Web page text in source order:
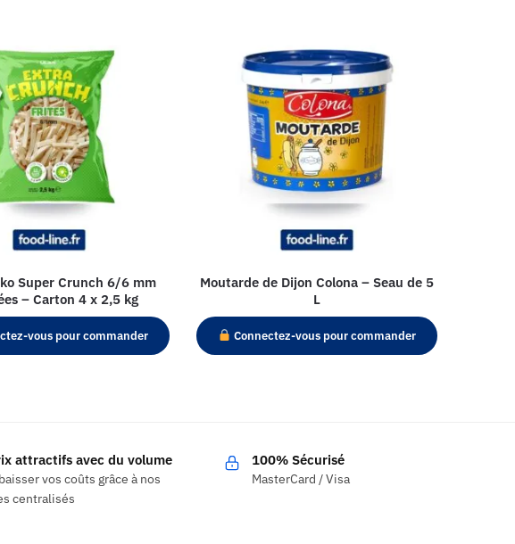
Super Crunch 6/6 mm
– Carton 4 x 2,5 kg
vous pour commander
Moutarde de Dijon Colona – Seau de 5
L
Connectez-vous pour commander
attractifs avec du volume
vos coûts grâce à nos
centralisés
100% Sécurisé
MasterCard / Visa